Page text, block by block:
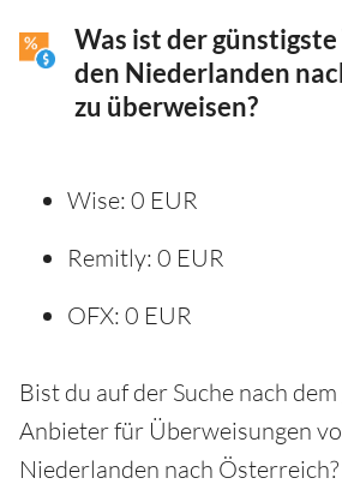
Was ist der
den Niederlanden
zu überweisen?
Wise: 0 EUR
Remitly: 0 EUR
OFX: 0 EUR
Bist du auf der Suche nach
Anbieter für Überweisungen
Niederlanden nach